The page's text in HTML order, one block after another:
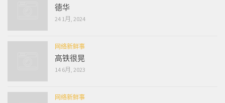
德华
24 1月, 2024
网络新鲜事
高铁很晃
14 6月, 2023
网络新鲜事